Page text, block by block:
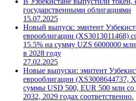
государственными облигациями
15.07.2025
Новый выпуск: эмитент
еврооблигации (XS3013011468)
15.5% на сумму UZS 6000000
в 2028 году
27.02.2025
Новые выпуски: эмитент
еврооблигации (XS3008644737,
суммы USD 500, EUR 500 млн со
2032, 2029 годах соответственно.